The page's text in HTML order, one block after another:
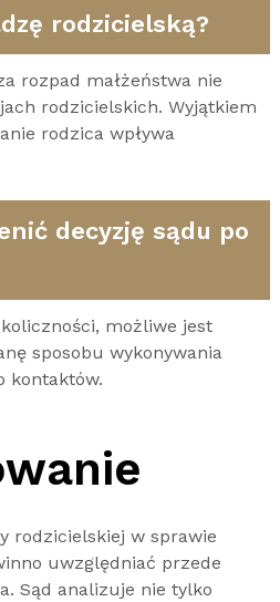
rodzicielską?
rozpad małżeństwa nie
rodzicielskich. Wyjątkiem
rodzica wpływa
decyzję sądu po
możliwe jest
sposobu wykonywania
kontaktów.
rodzicielskiej w sprawie
uwzględniać przede
Sąd analizuje nie tylko